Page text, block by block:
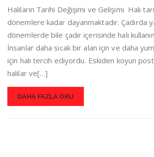
Halıların Tarihi Değişimi ve Gelişimi Halı
dönemlere kadar dayanmaktadır. Çadırda
dönemlerde bile çadır içerisinde halı
İnsanlar daha sıcak bir alan için ve daha
için halı tercih ediyordu. Eskiden koyun
halılar ve[…]
DAHA FAZLA OKU